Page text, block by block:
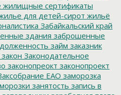
жилищные сертификаты
для детей-сирот жильё
Забайкальский край
здания заброшенные
займ заказник
закон Законодательное
законопреокт законопроект
ЕАО заморозка
занятость запись в